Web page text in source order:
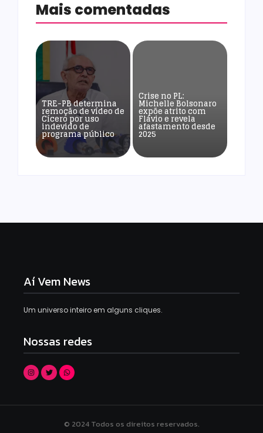
Mais comentadas
TRE-PB determina
remoção de vídeo de
Cícero por uso
indevido de
programa público
Crise no PL:
Michelle Bolsonaro
expõe atrito com
Flávio e revela
afastamento desde
2025
Aí Vem News
Um universo inteiro em alguns cliques.
Nossas redes
© 2024 Todos os direitos reservados.